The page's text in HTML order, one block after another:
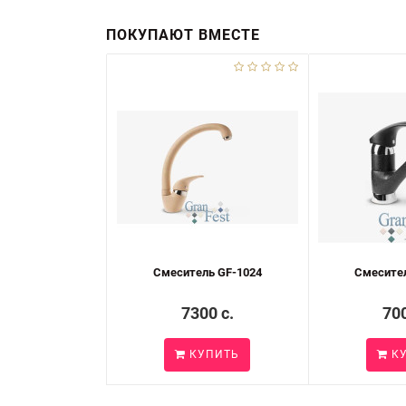
ПОКУПАЮТ ВМЕСТЕ
Смеситель GF-1024
7300 c.
КУПИТЬ